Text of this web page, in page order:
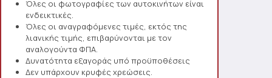
Όλες οι φωτογραφίες των αυτοκινήτων είναι
ενδεικτικές.
Όλες οι αναγραφόμενες τιμές, εκτός της
λιανικής τιμής, επιβαρύνονται με τον
αναλογούντα ΦΠΑ.
Δυνατότητα εξαγοράς υπό προϋποθέσεις
Δεν υπάρχουν κρυφές χρεώσεις.